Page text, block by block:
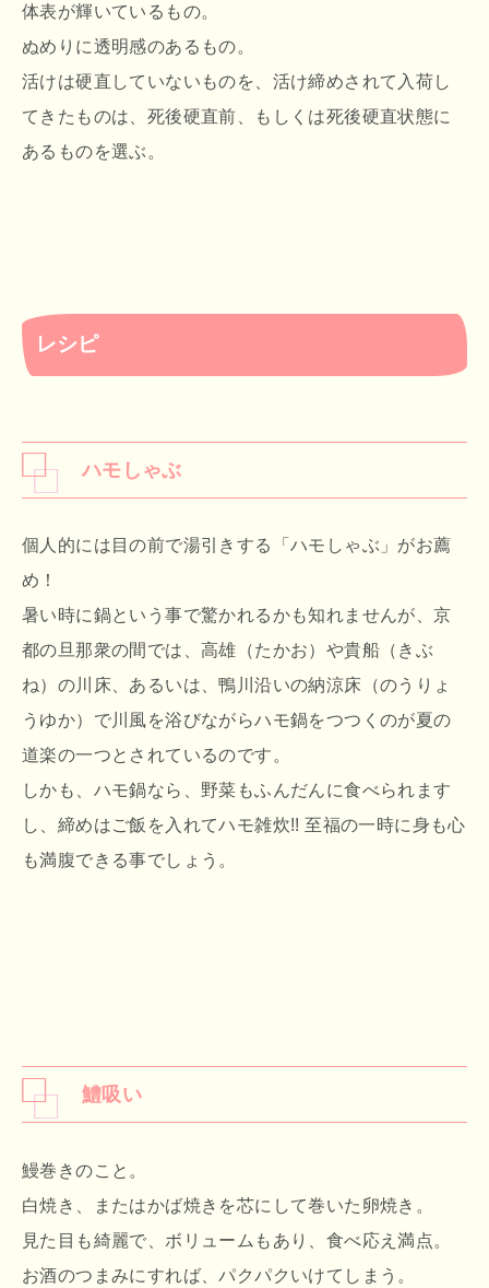
体表が輝いているもの。
ぬめりに透明感のあるもの。
活けは硬直していないものを、活け締めされて入荷し
てきたものは、死後硬直前、もしくは死後硬直状態に
あるものを選ぶ。
レシピ
ハモしゃぶ
個人的には目の前で湯引きする「ハモしゃぶ」がお薦
め！
暑い時に鍋という事で驚かれるかも知れませんが、京
都の旦那衆の間では、高雄（たかお）や貴船（きぶ
ね）の川床、あるいは、鴨川沿いの納涼床（のうりょ
うゆか）で川風を浴びながらハモ鍋をつつくのが夏の
道楽の一つとされているのです。
しかも、ハモ鍋なら、野菜もふんだんに食べられます
し、締めはご飯を入れてハモ雑炊!! 至福の一時に身も心
も満腹できる事でしょう。
鱧吸い
鰻巻きのこと。
白焼き、またはかば焼きを芯にして巻いた卵焼き。
見た目も綺麗で、ボリュームもあり、食べ応え満点。
お酒のつまみにすれば、パクパクいけてしまう。